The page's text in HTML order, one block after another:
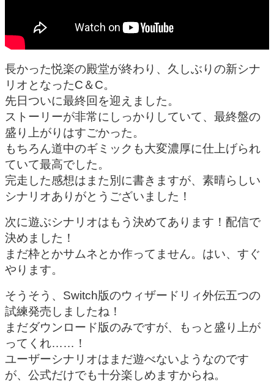
長かった悦楽の殿堂が終わり、久しぶりの新シナ
リオとなったC＆C。
先日ついに最終回を迎えました。
ストーリーが非常にしっかりしていて、最終盤の
盛り上がりはすごかった。
もちろん道中のギミックも大変濃厚に仕上げられ
ていて最高でした。
完走した感想はまた別に書きますが、素晴らしい
シナリオありがとうございました！
次に遊ぶシナリオはもう決めてあります！配信で
決めました！
まだ枠とかサムネとか作ってません。はい、すぐ
やります。
そうそう、Switch版のウィザードリィ外伝五つの
試練発売しましたね！
まだダウンロード版のみですが、もっと盛り上が
ってくれ……！
ユーザーシナリオはまだ遊べないようなのです
が、公式だけでも十分楽しめますからね。